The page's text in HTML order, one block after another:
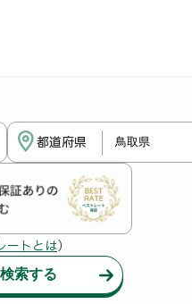
都道府県
ートとは）
索する